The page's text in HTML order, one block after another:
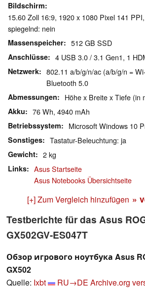
Bildschirm
15.60 Zoll 16:9, 1920 x 1080 Pixel 141 PPI,
spiegelnd: nein
Massenspeicher 512 GB SSD
Anschlüsse 4 USB 3.0 / 3.1 Gen1, 1
Netzwerk
802.11 a/b/g/n/ac (a/b/g/n =
Bluetooth 5.0
Abmessungen Höhe x Breite x Tiefe (in
Akku 76 Wh, 4940 mAh
Betriebssystem Microsoft Windows 10
Sonstiges Tastatur-Beleuchtung: ja
Gewicht 2 kg
Links
Asus Startseite
Asus Notebooks Übersichtseite
[+] Zum Vergleich hinzufügen »
Testberichte für das Asus
GX502GV-ES047T
Обзор игрового ноутбука Asus
GX502
Quelle: Ixbt RU→DE Archive.org